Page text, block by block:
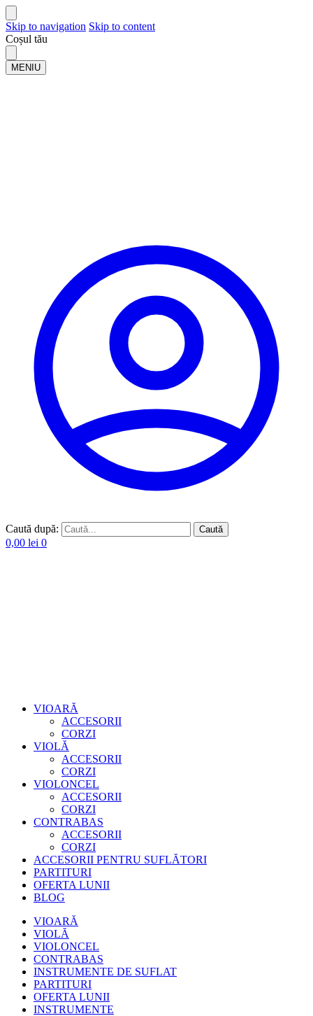
Skip to navigation Skip to content
Coșul tău
MENIU
Caută după: Caută
0,00 lei 0
VIOARĂ
ACCESORII
CORZI
VIOLĂ
ACCESORII
CORZI
VIOLONCEL
ACCESORII
CORZI
CONTRABAS
ACCESORII
CORZI
ACCESORII PENTRU SUFLĂTORI
PARTITURI
OFERTA LUNII
BLOG
VIOARĂ
VIOLĂ
VIOLONCEL
CONTRABAS
INSTRUMENTE DE SUFLAT
PARTITURI
OFERTA LUNII
INSTRUMENTE